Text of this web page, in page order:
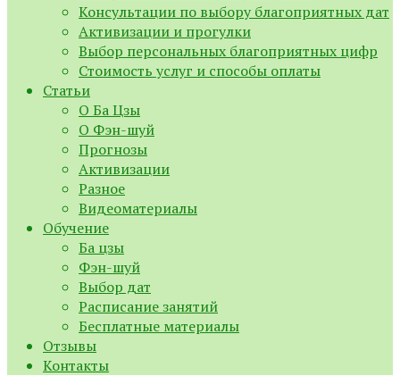
Консультации по выбору благоприятных дат
Активизации и прогулки
Выбор персональных благоприятных цифр
Стоимость услуг и способы оплаты
Статьи
О Ба Цзы
О Фэн-шуй
Прогнозы
Активизации
Разное
Видеоматериалы
Обучение
Ба цзы
Фэн-шуй
Выбор дат
Расписание занятий
Бесплатные материалы
Отзывы
Контакты